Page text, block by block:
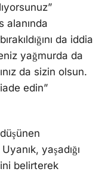
alanında
da iddia
yağmurda da
da sizin olsun.
edin”
yaşadığı
belirterek